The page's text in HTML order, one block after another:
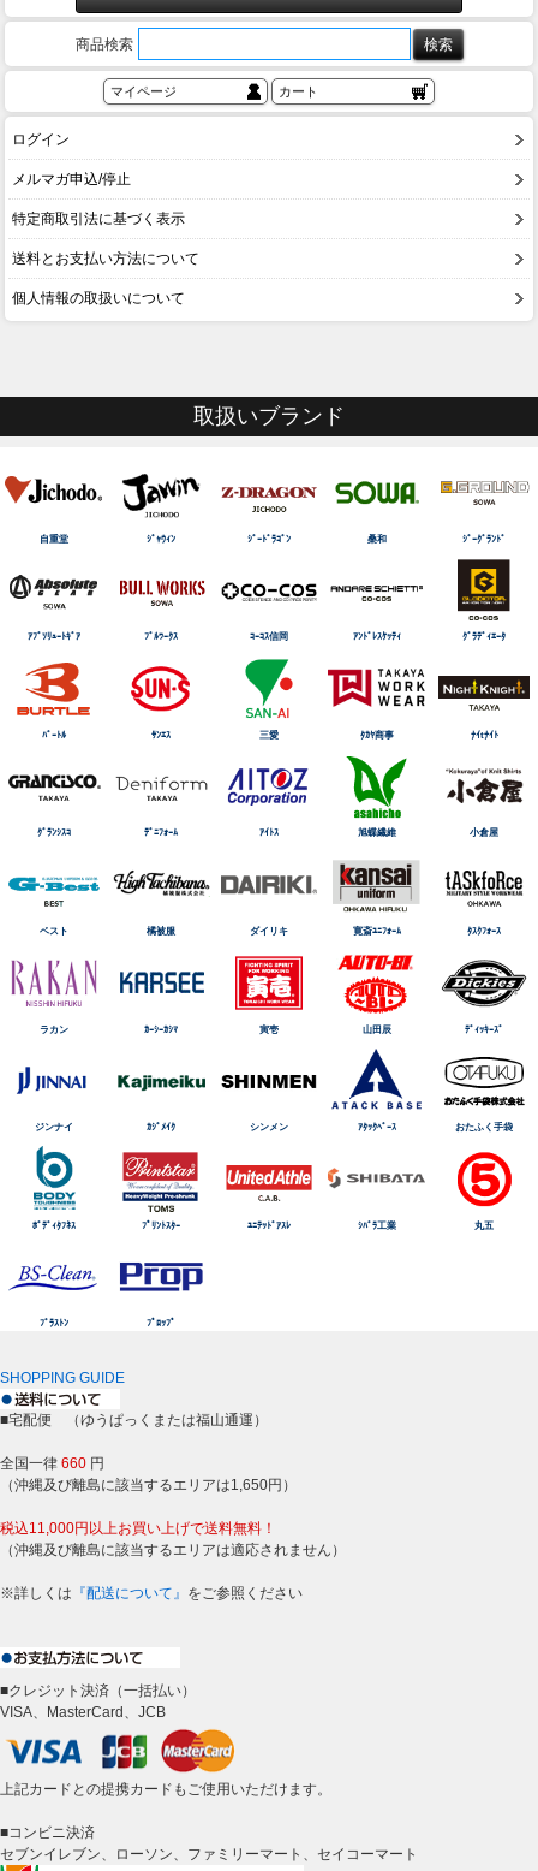
商品検索
マイページ カート
ログイン
メルマガ申込/停止
特定商取引法に基づく表示
送料とお支払い方法について
個人情報の取扱いについて
取扱いブランド
自重堂 ｼﾞｬｳｨﾝ ｼﾞｰﾄﾞﾗｺﾞﾝ 桑和 ｼﾞｰｸﾞﾗﾝﾄﾞ
ｱﾌﾞｿﾘｭｰﾄｷﾞｱ ﾌﾞﾙﾜｰｸｽ ｺｰｺｽ信岡 ｱﾝﾄﾞﾚｽｹｯﾃｨ ｸﾞﾗﾃﾞｨｴｰﾀ
ﾊﾞｰﾄﾙ ｻﾝｴｽ 三愛 ﾀｶﾔ商事 ﾅｲtﾅｲﾄ
ｸﾞﾗﾝｼｽｺ ﾃﾞﾆﾌｫｰﾑ ｱｲﾄｽ 旭蝶繊維 小倉屋
ベスト 橘被服 ダイリキ 寛斎ﾕﾆﾌｫｰﾑ ﾀｽｸﾌｫｰｽ
ラカン ｶｰｼｰｶｼﾏ 寅壱 山田辰 ﾃﾞｨｯｷｰｽﾞ
ジンナイ ｶｼﾞﾒｲｸ シンメン ｱﾀｯｸﾍﾞｰｽ おたふく手袋
ﾎﾞﾃﾞｨﾀﾌﾈｽ ﾌﾟﾘﾝﾄｽﾀｰ ﾕﾆﾃｯﾄﾞｱｽﾚ ｼﾊﾞﾗ工業 丸五
ﾌﾞﾗｽﾄﾝ ﾌﾟﾛｯﾌﾟ
SHOPPING GUIDE
■宅配便 （ゆうぱっくまたは福山通運）
全国一律 660 円
（沖縄及び離島に該当するエリアは1,650円）
税込11,000円以上お買い上げで送料無料！
（沖縄及び離島に該当するエリアは適応されません）
※詳しくは 『配送について』 をご参照ください
■クレジット決済（一括払い）
VISA、MasterCard、JCB
上記カードとの提携カードもご使用いただけます。
■コンビニ決済
セブンイレブン、ローソン、ファミリーマート、セイコーマート